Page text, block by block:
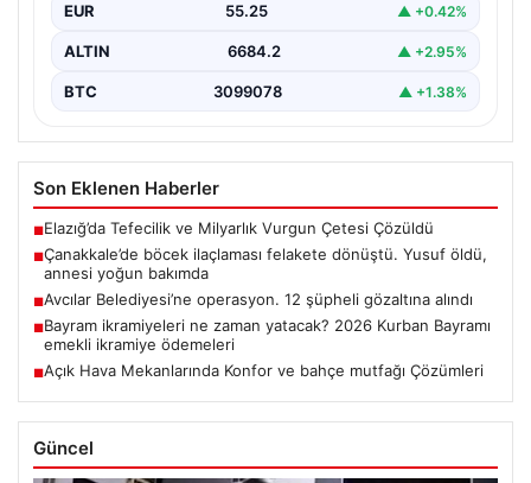
EUR 55.25 ▲ +0.42%
ALTIN 6684.2 ▲ +2.95%
BTC 3099078 ▲ +1.38%
Son Eklenen Haberler
■Elazığ’da Tefecilik ve Milyarlık Vurgun Çetesi Çözüldü
■Çanakkale’de böcek ilaçlaması felakete dönüştü. Yusuf öldü,
annesi yoğun bakımda
■Avcılar Belediyesi’ne operasyon. 12 şüpheli gözaltına alındı
■Bayram ikramiyeleri ne zaman yatacak? 2026 Kurban Bayramı
emekli ikramiye ödemeleri
■Açık Hava Mekanlarında Konfor ve bahçe mutfağı Çözümleri
Güncel